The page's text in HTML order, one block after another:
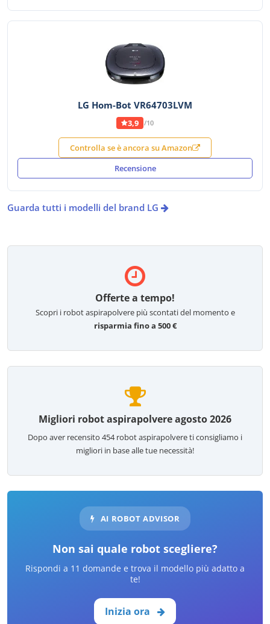
LG Hom-Bot VR64703LVM
3,9 /10
Controlla se è ancora su Amazon
Recensione
Guarda tutti i modelli del brand LG
Offerte a tempo!
Scopri i robot aspirapolvere più scontati del momento e
risparmia fino a 500 €
Migliori robot aspirapolvere agosto 2026
Dopo aver recensito 454robot aspirapolvere ti consigliamo i
migliori in base alle tue necessità!
AI ROBOT ADVISOR
Non sai quale robot scegliere?
Rispondi a 11 domande e trova il modello più adatto a
te!
Inizia ora